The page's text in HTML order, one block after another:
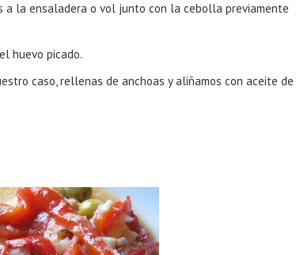
a la ensaladera o vol junto con la cebolla previamente
huevo picado.
caso, rellenas de anchoas y aliñamos con aceite de